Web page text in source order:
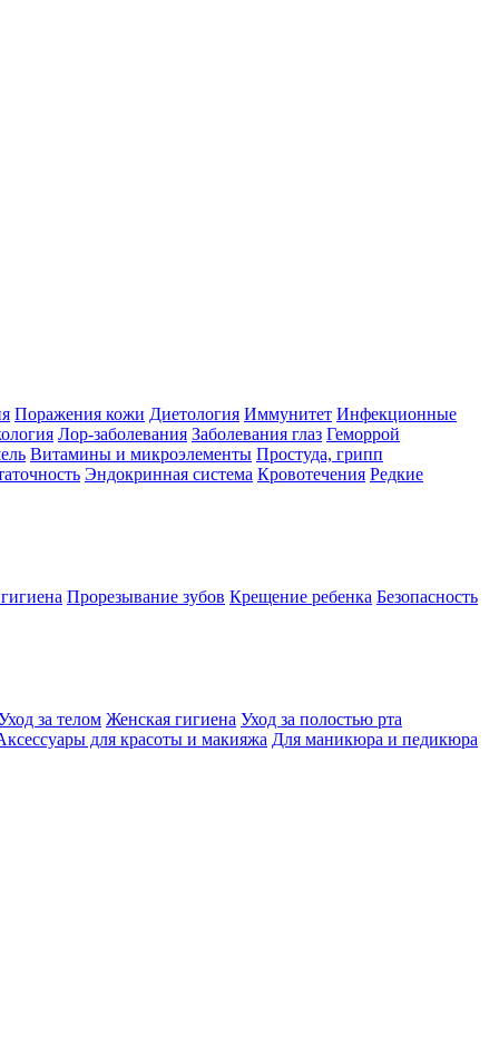
Поражения кожи Диетология Иммунитет Инфекционные
Лор-заболевания Заболевания глаз Геморрой
Витамины и микроэлементы Простуда, грипп
Эндокринная система Кровотечения Редкие
Прорезывание зубов Крещение ребенка Безопасность
за телом Женская гигиена Уход за полостью рта
для красоты и макияжа Для маникюра и педикюра